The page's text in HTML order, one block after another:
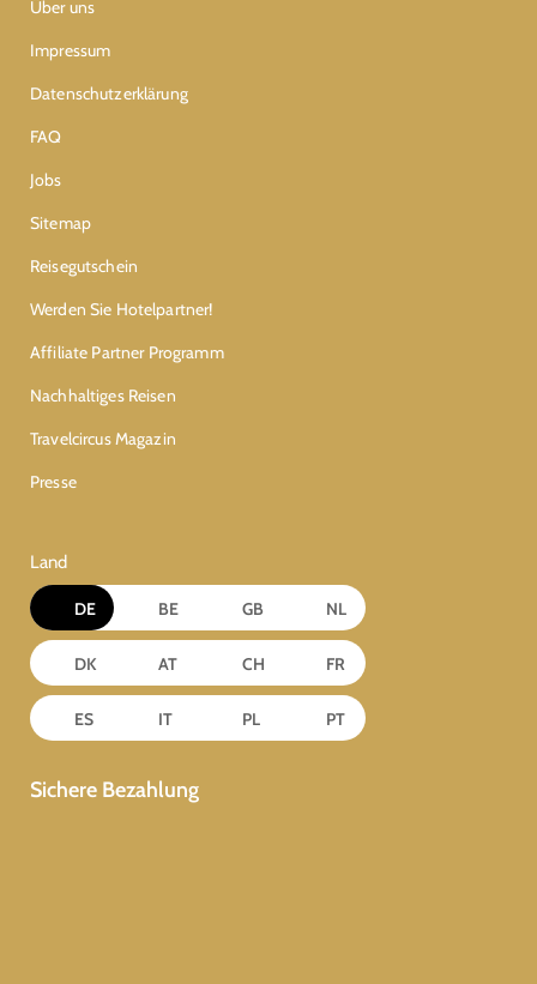
Über uns
Impressum
Datenschutzerklärung
FAQ
Jobs
Sitemap
Reisegutschein
Werden Sie Hotelpartner!
Affiliate Partner Programm
Nachhaltiges Reisen
Travelcircus Magazin
Presse
Land
DE BE GB NL
DK AT CH FR
ES IT PL PT
Sichere Bezahlung